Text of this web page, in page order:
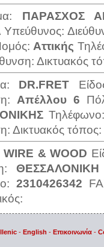
ΠΑΡΑΣΧΟΣ
Υπεύθυνος:
Αττικής
Δικτυακός
DR.FRΕΤ
Απέλλου 6
Δικτυακός τόπος:
WΙRΕ & WΟΟD
ΘΕΣΣΑΛΟΝΙΚΗ
2310426342
- English - Επικοινωνία -